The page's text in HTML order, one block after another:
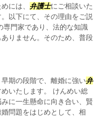
には、 弁護士にご相談いた
以下にて、その理由をご説
専門家であり、法的な知識
りません。そのため、普段
期の段階で、離婚に強い弁
いたします。 けんめい総
に一生懸命に向き合い、賢
問題をはじめとして、相